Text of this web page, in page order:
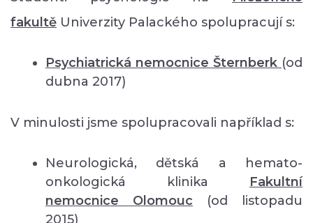
faku ltě Univerzity Palackého spolupracují s:
Psychiatrická nemocnice Šternberk (od
dubna 2017)
V minulosti jsme spolupracovali například s:
Neurologická, dětská a hemato-
onkologická klinika Fakultní
nemocnice Olomouc (od listopadu
2015)